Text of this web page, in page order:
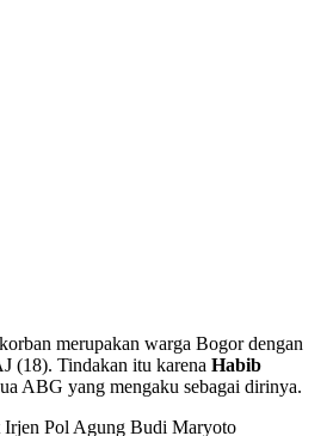
merupakan warga Bogor dengan
(18). Tindakan itu karena Habib
ABG yang mengaku sebagai dirinya.
Irjen Pol Agung Budi Maryoto